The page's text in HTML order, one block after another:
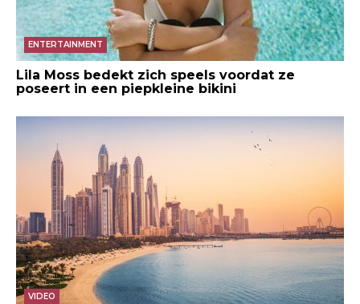
ENTERTAINMENT
Lila Moss bedekt zich speels voordat ze
poseert in een piepkleine bikini
VIDEO